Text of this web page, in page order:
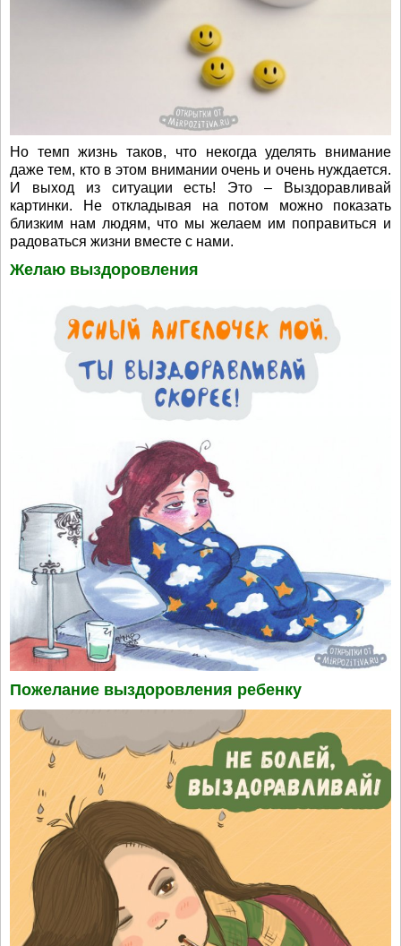
Но темп жизнь таков, что некогда уделять внимание
даже тем, кто в этом внимании очень и очень нуждается.
И выход из ситуации есть! Это – Выздоравливай
картинки. Не откладывая на потом можно показать
близким нам людям, что мы желаем им поправиться и
радоваться жизни вместе с нами.
Желаю выздоровления
Пожелание выздоровления ребенку